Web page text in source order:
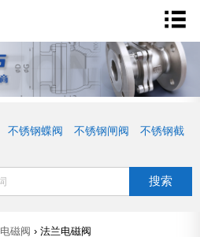
不锈钢蝶阀 不锈钢闸阀
不锈钢截
搜索
电磁阀 › 法兰电磁阀